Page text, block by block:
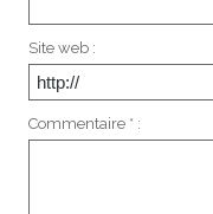
Site web :
Commentaire * :